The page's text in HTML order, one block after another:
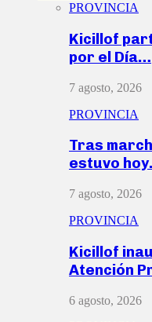
PROVINCIA
Kicillof
por el Día…
7 agosto, 2026
PROVINCIA
Tras
estuvo
7 agosto, 2026
PROVINCIA
Kicillof
Atención
6 agosto, 2026